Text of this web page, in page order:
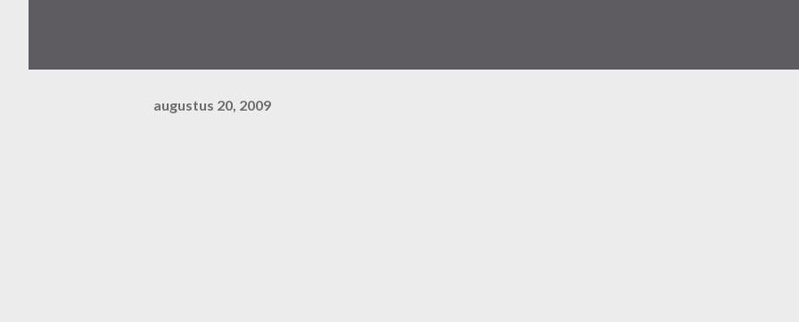
augustus 20, 2009